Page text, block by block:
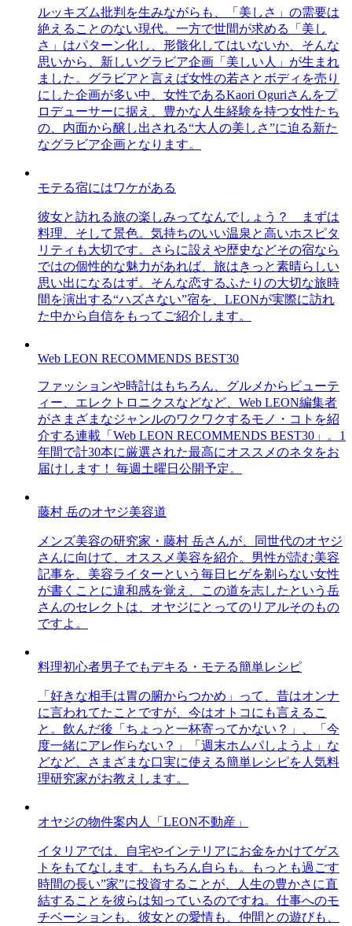
ルッキズム批判を生みながらも、「美しさ」の需要は
絶えることのない現代。一方で世間が求める「美し
さ」はパターン化し、形骸化してはいないか、そんな
思いから、新しいグラビア企画「美しい人」が生まれ
ました。グラビアと言えば女性の若さとボディを売り
にした企画が多い中、女性であるKaori Oguriさんをプ
ロデューサーに据え、豊かな人生経験を持つ女性たち
の、内面から醸し出される“大人の美しさ”に迫る新た
なグラビア企画となります。
モテる宿にはワケがある
彼女と訪れる旅の楽しみってなんでしょう？ まずは
料理、そして景色。気持ちのいい温泉と高いホスピタ
リティも大切です。さらに設えや歴史などその宿なら
ではの個性的な魅力があれば、旅はきっと素晴らしい
思い出になるはず。そんな恋するふたりの大切な旅時
間を演出する“ハズさない”宿を、LEONが実際に訪れ
た中から自信をもってご紹介します。
Web LEON RECOMMENDS BEST30
ファッションや時計はもちろん、グルメからビューテ
ィー、エレクトロニクスなどなど、Web LEON編集者
がさまざまなジャンルのワクワクするモノ・コトを紹
介する連載「Web LEON RECOMMENDS BEST30」。1
年間で計30本に厳選された最高にオススメのネタをお
届けします！ 毎週土曜日公開予定。
藤村 岳のオヤジ美容道
メンズ美容の研究家・藤村 岳さんが、同世代のオヤジ
さんに向けて、オススメ美容を紹介。男性が読む美容
記事を、美容ライターという毎日ヒゲを剃らない女性
が書くことに違和感を覚え、この道を志したという岳
さんのセレクトは、オヤジにとってのリアルそのもの
ですよ。
料理初心者男子でもデキる・モテる簡単レシピ
「好きな相手は胃の腑からつかめ」って、昔はオンナ
に言われてたことですが、今はオトコにも言えるこ
と。飲んだ後「ちょっと一杯寄ってかない？」、「今
度一緒にアレ作らない？」「週末ホムパしようよ」な
どなど、さまざまな口実に使える簡単レシピを人気料
理研究家がお教えします。
オヤジの物件案内人「LEON不動産」
イタリアでは、自宅やインテリアにお金をかけてゲス
トをもてなします。もちろん自らも。もっとも過ごす
時間の長い”家”に投資することが、人生の豊かさに直
結することを彼らは知っているのですね。仕事へのモ
チベーションも、彼女との愛情も、仲間との遊びも、